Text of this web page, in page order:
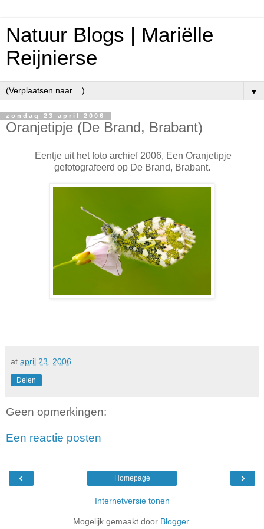
Natuur Blogs | Mariëlle
Reijnierse
▼
zondag 23 april 2006
Oranjetipje (De Brand, Brabant)
Eentje uit het foto archief 2006, Een Oranjetipje
gefotografeerd op De Brand, Brabant.
at april 23, 2006
Delen
Geen opmerkingen:
Een reactie posten
‹ ›
Homepage
Internetversie tonen
Mogelijk gemaakt door Blogger.